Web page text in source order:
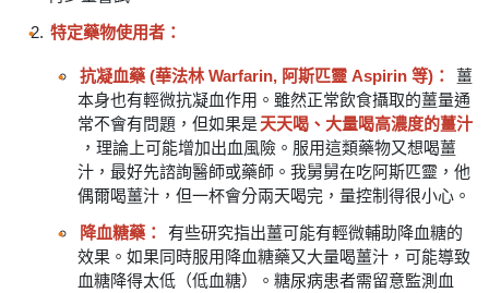
特定藥物使用者：
抗凝血藥 (華法林 Warfarin, 阿斯匹靈 Aspirin 等)：
薑
本身也有輕微抗凝血作用。雖然正常飲食攝取的薑量通
常不會有問題，但如果是天天喝、大量喝高濃度的薑汁
，理論上可能增加出血風險。服用這類藥物又想喝薑
汁，最好先諮詢醫師或藥師。我舅舅在吃阿斯匹靈，他
偶爾喝薑汁，但一杯會分兩天喝完，量控制得很小心。
降血糖藥：
有些研究指出薑可能有輕微輔助降血糖的
效果。如果同時服用降血糖藥又大量喝薑汁，可能導致
血糖降得太低（低血糖）。糖尿病患者需留意監測血